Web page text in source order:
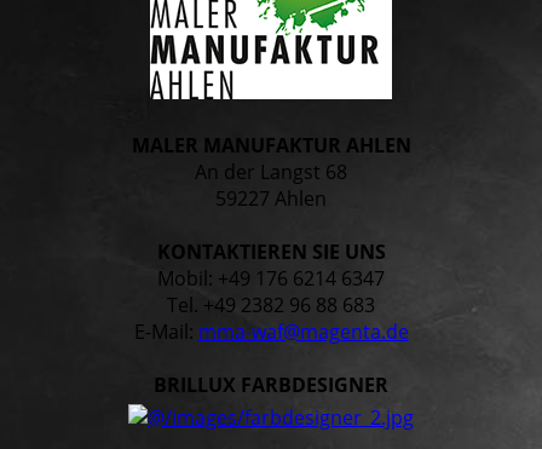
MALER MANUFAKTUR AHLEN
An der Langst 68
59227 Ahlen
KONTAKTIEREN SIE UNS
Mobil: +49 176 6214 6347
Tel. +49 2382 96 88 683
E-Mail: mma-waf@magenta.de
BRILLUX FARBDESIGNER